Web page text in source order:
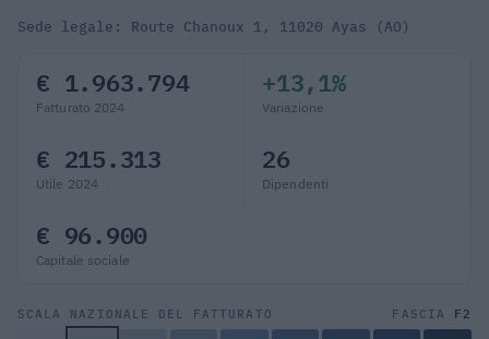
Sede legale: Route Chanoux 1, 11020 Ayas (AO)
€ 1.963.794
Fatturato 2024
+13,1%
Variazione
€ 215.313
Utile 2024
26
Dipendenti
€ 96.900
Capitale sociale
SCALA NAZIONALE DEL FATTURATO FASCIA F2